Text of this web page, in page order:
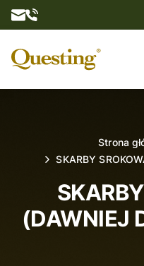
Strona
SKARBY
(DAWNIEJ